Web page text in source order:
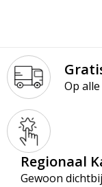
Op
Regionaal
Gewoon